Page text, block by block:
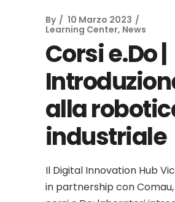
By
10 Marzo 2023
Learning Center, News
Corsi e.Do |
alla
industriale
Il Digital Innovation Hub
in partnership con